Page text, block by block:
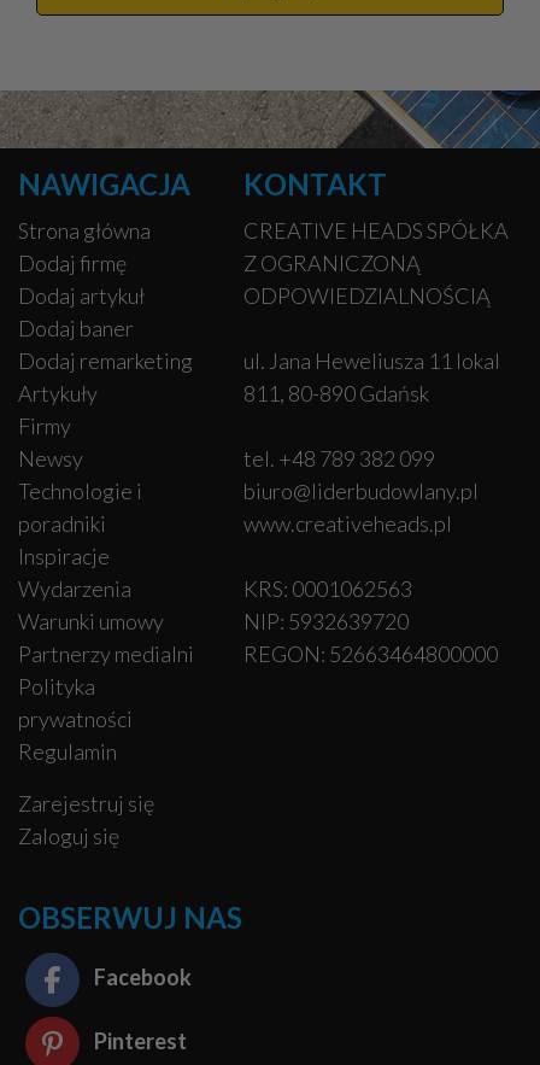
NAWIGACJA
Strona główna
Dodaj firmę
Dodaj artykuł
Dodaj baner
Dodaj remarketing
Artykuły
Firmy
Newsy
Technologie i
poradniki
Inspiracje
Wydarzenia
Warunki umowy
Partnerzy medialni
Polityka
prywatności
Regulamin
Zarejestruj się
Zaloguj się
KONTAKT
CREATIVE HEADS SPÓŁKA
Z OGRANICZONĄ
ODPOWIEDZIALNOŚCIĄ
ul. Jana Heweliusza 11 lokal
811, 80-890 Gdańsk
tel. +48 789 382 099
biuro@liderbudowlany.pl
www.creativeheads.pl
KRS: 0001062563
NIP: 5932639720
REGON: 52663464800000
OBSERWUJ NAS
Facebook
Pinterest